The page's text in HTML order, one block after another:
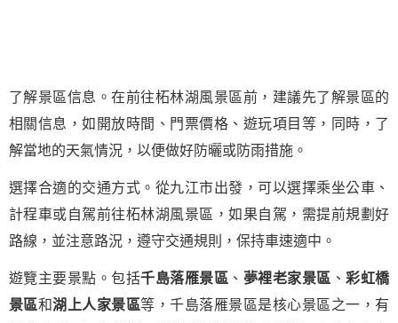
了解景區信息。在前往柘林湖風景區前，建議先了解景區的
相關信息，如開放時間、門票價格、遊玩項目等，同時，了
解當地的天氣情況，以便做好防曬或防雨措施。
選擇合適的交通方式。從九江市出發，可以選擇乘坐公車、
計程車或自駕前往柘林湖風景區，如果自駕，需提前規劃好
路線，並注意路況，遵守交通規則，保持車速適中。
遊覽主要景點。包括千島落雁景區 、 夢裡老家景區 、彩虹橋
景區和湖上人家景區等，千島落雁景區是核心景區之一，有